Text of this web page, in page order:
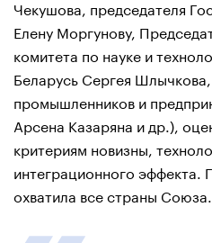
Чекушова, председателя
Елену Моргунову,
комитета по науке и
Беларусь Сергея
промышленников и
Арсена Казаряна и др.),
критериям новизны,
интеграционного эффекта.
охватила все страны Союза.